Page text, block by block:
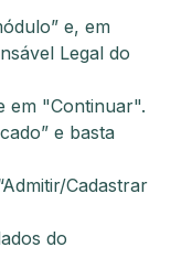
e, em
Legal do
em "Continuar".
e basta
Cadastrar
do